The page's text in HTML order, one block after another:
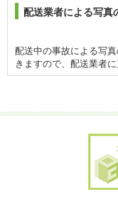
配送業者による写真
配送中の事故による写
きますので、配送業者